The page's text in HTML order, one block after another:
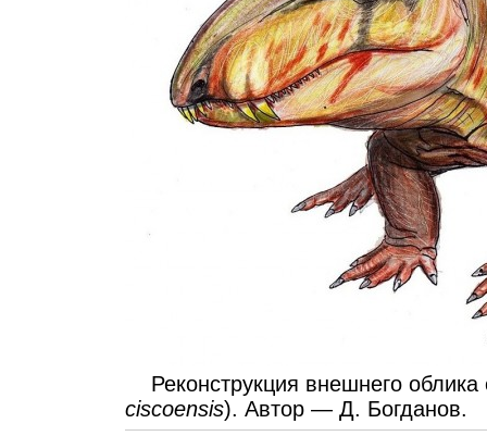
Реконструкция внешнего
ciscoensis). Автор — Д. Богданов.